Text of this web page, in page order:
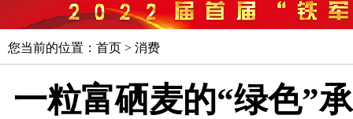
您当前的位置： 首页 > 消费
一粒富硒麦的“绿色”